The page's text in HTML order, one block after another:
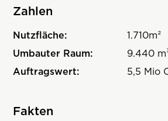
Zahlen
Nutzfläche:
1.710m²
Umbauter Raum:
9.440
Auftragswert:
5,5 Mio
Fakten